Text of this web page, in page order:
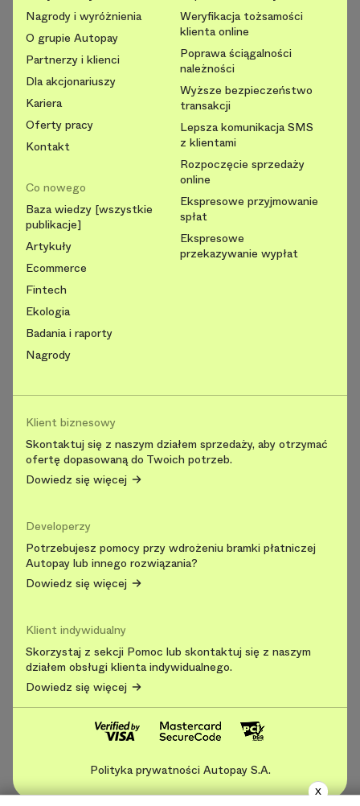
X
Nagrody i wyróżnienia
O grupie Autopay
Partnerzy i klienci
Dla akcjonariuszy
Kariera
Oferty pracy
Kontakt
Co nowego
Baza wiedzy [wszystkie
publikacje]
Artykuły
Ecommerce
Fintech
Ekologia
Badania i raporty
Nagrody
Weryfikacja tożsamości
klienta online
Poprawa ściągalności
należności
Wyższe bezpieczeństwo
transakcji
Lepsza komunikacja SMS
z klientami
Rozpoczęcie sprzedaży
online
Ekspresowe przyjmowanie
spłat
Ekspresowe
przekazywanie wypłat
Klient biznesowy
Skontaktuj się z naszym działem sprzedaży, aby otrzymać
ofertę dopasowaną do Twoich potrzeb.
Dowiedz się więcej
Developerzy
Potrzebujesz pomocy przy wdrożeniu bramki płatniczej
Autopay lub innego rozwiązania?
Dowiedz się więcej
Klient indywidualny
Skorzystaj z sekcji Pomoc lub skontaktuj się z naszym
działem obsługi klienta indywidualnego.
Dowiedz się więcej
Polityka prywatności Autopay S.A.